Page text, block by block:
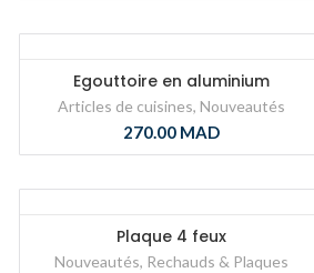
Egouttoire en aluminium
Articles de cuisines, Nouveautés
270.00 MAD
Plaque 4 feux
Nouveautés, Rechauds & Plaques